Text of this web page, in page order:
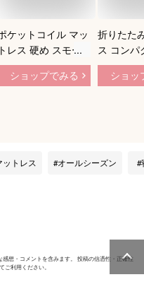
ケットコイル マッ
トレス 硬め スモー
シングル セミシン
グル おすすめ ハー
ット 3D立体3Dメ
ショップでみる
折りたた
ス コンパ
発 7層 セ
スモー
ンマット
ショッ
ットレス オールシーズン
想・コメントを含みます。 投稿の信憑性・正確性
ご利用ください。